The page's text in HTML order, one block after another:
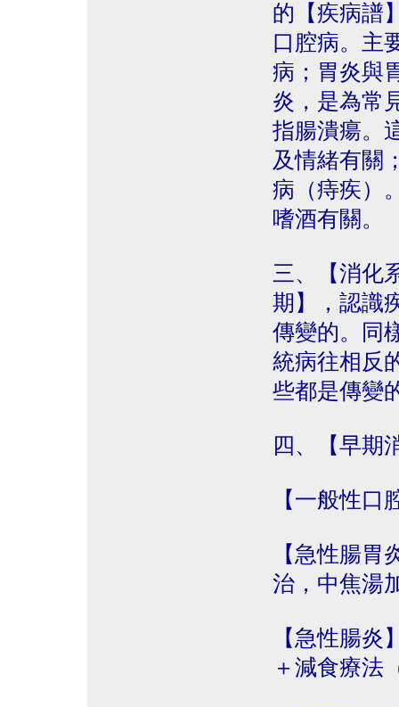
的【疾病譜
口腔病。主
病；胃炎與
炎，是為常
指腸潰瘍。
及情緒有關
病（痔疾）
嗜酒有關。
三、【消化
期】，認識
傳變的。同
統病往相反
些都是傳變
四、【早期
【一般性口
【急性腸
治，中焦湯
【急性腸
＋減食療法